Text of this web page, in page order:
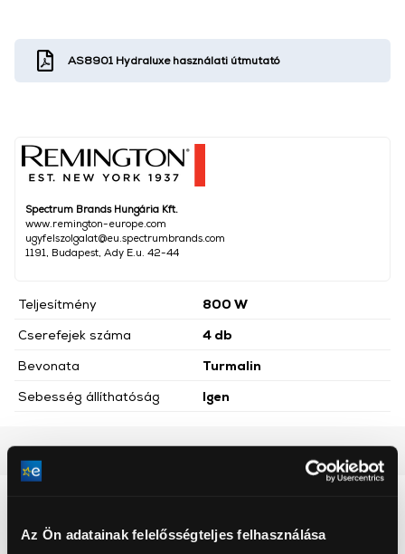
Az Ön adatainak felelősségteljes felhasználása
Spectrum Brands Hungária Kft.
www.remington-europe.com
ugyfelszolgalat@eu.spectrumbrands.com
1191, Budapest, Ady E.u. 42-44
Teljesítmény
800 W
Cserefejek száma
4 db
Bevonata
Turmalin
Sebesség állíthatóság
Igen
AS8901 Hydraluxe használati útmutató
Részletes ismertető